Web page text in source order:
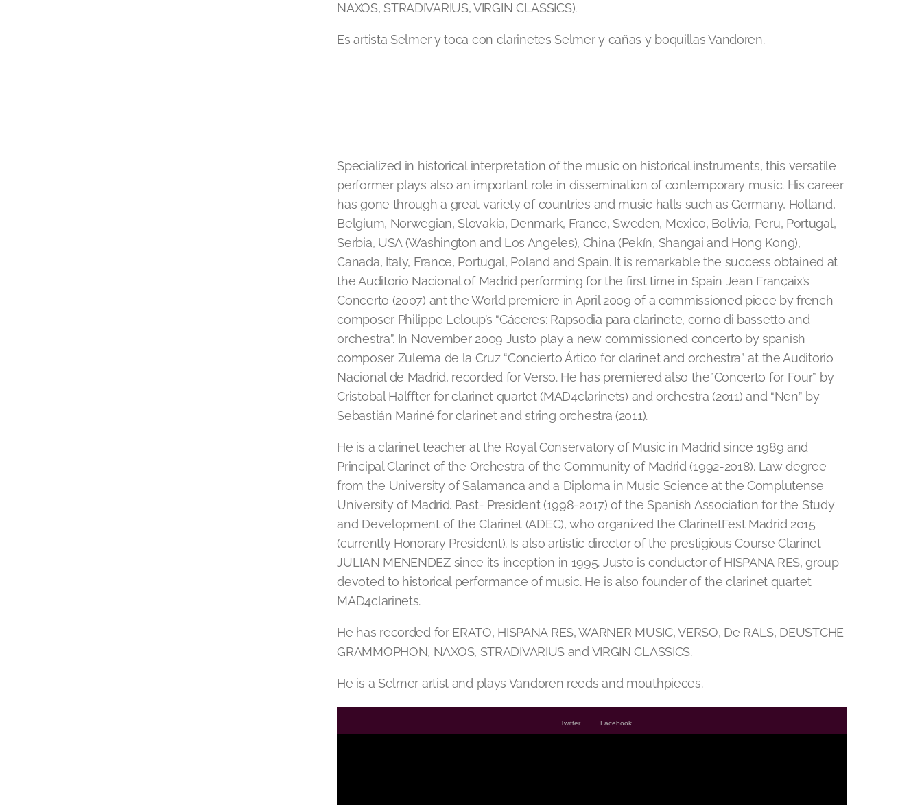
NAXOS, STRADIVARIUS, VIRGIN CLASSICS).
Es artista Selmer y toca con clarinetes Selmer y cañas y boquillas Vandoren.
Specialized in historical interpretation of the music on historical instruments, this versatile
performer plays also an important role in dissemination of contemporary music. His career
has gone through a great variety of countries and music halls such as Germany, Holland,
Belgium, Norwegian, Slovakia, Denmark, France, Sweden, Mexico, Bolivia, Peru, Portugal,
Serbia, USA (Washington and Los Angeles), China (Pekín, Shangai and Hong Kong),
Canada, Italy, France, Portugal, Poland and Spain. It is remarkable the success obtained at
the Auditorio Nacional of Madrid performing for the first time in Spain Jean Françaix’s
Concerto (2007) ant the World premiere in April 2009 of a commissioned piece by french
composer Philippe Leloup’s “Cáceres: Rapsodia para clarinete, corno di bassetto and
orchestra”. In November 2009 Justo play a new commissioned concerto by spanish
composer Zulema de la Cruz “Concierto Ártico for clarinet and orchestra” at the Auditorio
Nacional de Madrid, recorded for Verso. He has premiered also the”Concerto for Four” by
Cristobal Halffter for clarinet quartet (MAD4clarinets) and orchestra (2011) and “Nen” by
Sebastián Mariné for clarinet and string orchestra (2011).
He is a clarinet teacher at the Royal Conservatory of Music in Madrid since 1989 and
Principal Clarinet of the Orchestra of the Community of Madrid (1992-2018). Law degree
from the University of Salamanca and a Diploma in Music Science at the Complutense
University of Madrid. Past- President (1998-2017) of the Spanish Association for the Study
and Development of the Clarinet (ADEC), who organized the ClarinetFest Madrid 2015
(currently Honorary President). Is also artistic director of the prestigious Course Clarinet
JULIAN MENENDEZ since its inception in 1995. Justo is conductor of HISPANA RES, group
devoted to historical performance of music. He is also founder of the clarinet quartet
MAD4clarinets.
He has recorded for ERATO, HISPANA RES, WARNER MUSIC, VERSO, De RALS, DEUSTCHE
GRAMMOPHON, NAXOS, STRADIVARIUS and VIRGIN CLASSICS.
He is a Selmer artist and plays Vandoren reeds and mouthpieces.